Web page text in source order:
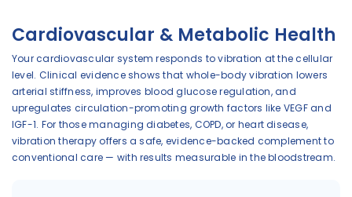
Cardiovascular & Metabolic Health
Your cardiovascular system responds to vibration at the cellular
level. Clinical evidence shows that whole-body vibration lowers
arterial stiffness, improves blood glucose regulation, and
upregulates circulation-promoting growth factors like VEGF and
IGF-1. For those managing diabetes, COPD, or heart disease,
vibration therapy offers a safe, evidence-backed complement to
conventional care — with results measurable in the bloodstream.